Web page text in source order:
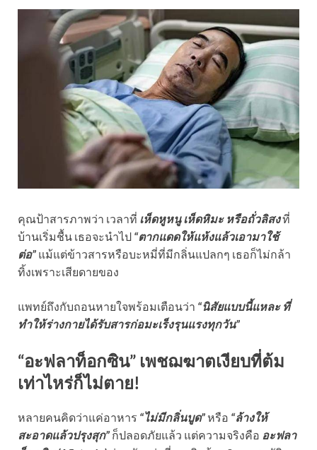
คุณป้าสารภาพว่า เวลาที่ เห็ดหูหนู เห็ดหิมะ หรือถั่วลิสงที่
บ้านเริ่มชื้น เธอจะนำไป “ตากแดดให้แห้งแล้วเอามาใช้
ต่อ” แม้แต่ข้าวสารหรือบะหมี่ที่มีกลิ่นแปลกๆ เธอก็ไม่กล้า
ทิ้งเพราะเสียดายของ
แพทย์ถึงกับถอนหายใจพร้อมเตือนว่า “นิสัยแบบนี้แหละ ที่
ทำให้ร่างกายได้รับสารก่อมะเร็งรุนแรงทุกวัน”
“อะฟลาท็อกซิน” เพชฌฆาตเงียบที่ต้ม
เท่าไหร่ก็ไม่ตาย!
หลายคนคิดว่าแค่อาหาร “ไม่มีกลิ่นบูด”หรือ “ล้างให้
สะอาดแล้วปรุงสุก” ก็ปลอดภัยแล้ว แต่ความจริงคือ อะฟลา